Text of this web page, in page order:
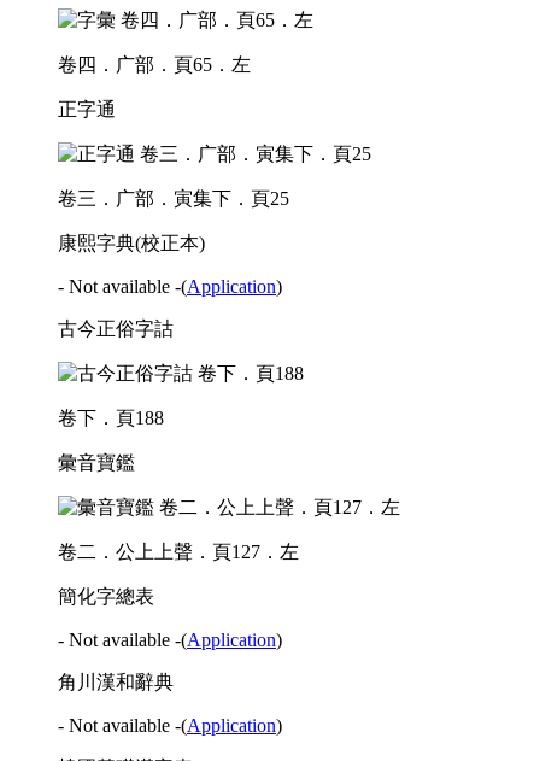
卷四．广部．頁65．左
正字通
卷三．广部．寅集下．頁25
康熙字典(校正本)
- Not available -(Application)
古今正俗字詁
卷下．頁188
彙音寶鑑
卷二．公上上聲．頁127．左
簡化字總表
- Not available -(Application)
角川漢和辭典
- Not available -(Application)